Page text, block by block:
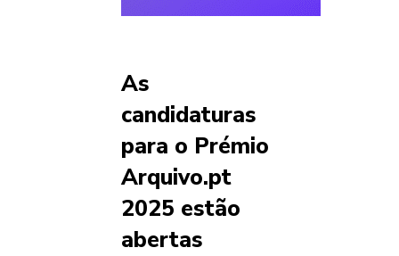
As
candidaturas
para o Prémio
Arquivo.pt
2025 estão
abertas